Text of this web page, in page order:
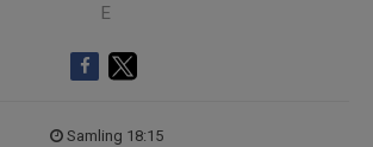
E
Samling 18:15